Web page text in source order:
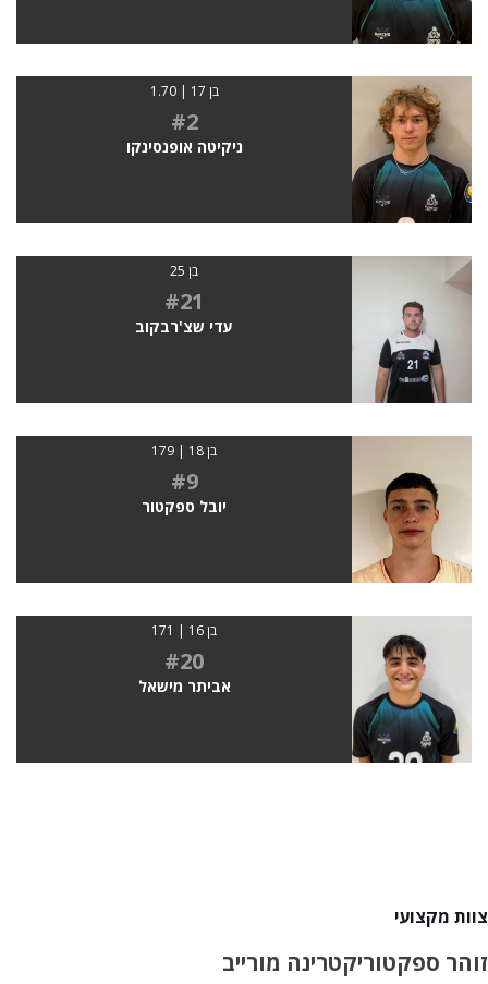
בן 17 | 1.70
#2
ניקיטה אופנסינקו
בן 25
#21
עדי שצ'רבקוב
בן 18 | 179
#9
יובל ספקטור
בן 16 | 171
#20
אביתר מישאל
צוות מקצועי
זוהר ספקטוריקטרינה מורייב